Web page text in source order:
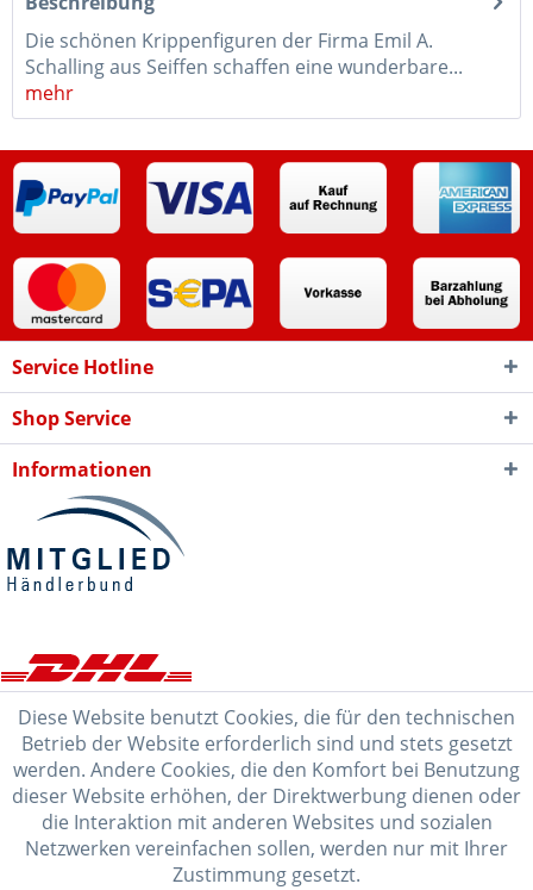
Die schönen Krippenfiguren der Firma Emil A.
Schalling aus Seiffen schaffen eine wunderbare...
mehr
Service Hotline
Shop Service
Informationen
Diese Website benutzt Cookies, die für den technischen
Betrieb der Website erforderlich sind und stets gesetzt
werden. Andere Cookies, die den Komfort bei Benutzung
dieser Website erhöhen, der Direktwerbung dienen oder
die Interaktion mit anderen Websites und sozialen
Netzwerken vereinfachen sollen, werden nur mit Ihrer
Zustimmung gesetzt.